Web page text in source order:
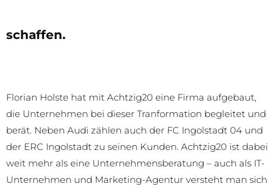
schaffen.
Florian Holste hat mit Achtzig20 eine Firma aufgebaut,
die Unternehmen bei dieser Tranformation begleitet und
berät. Neben Audi zählen auch der FC Ingolstadt 04 und
der ERC Ingolstadt zu seinen Kunden. Achtzig20 ist dabei
weit mehr als eine Unternehmensberatung – auch als IT-
Unternehmen und Marketing-Agentur versteht man sich